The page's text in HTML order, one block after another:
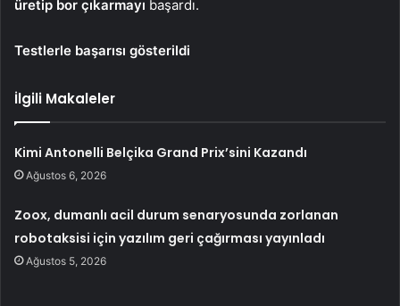
üretip bor çıkarmayı başardı.
Testlerle başarısı gösterildi
İlgili Makaleler
Kimi Antonelli Belçika Grand Prix’sini Kazandı
Ağustos 6, 2026
Zoox, dumanlı acil durum senaryosunda zorlanan
robotaksisi için yazılım geri çağırması yayınladı
Ağustos 5, 2026